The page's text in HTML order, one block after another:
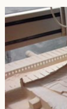
עד לקבלת
והמחרטה ...